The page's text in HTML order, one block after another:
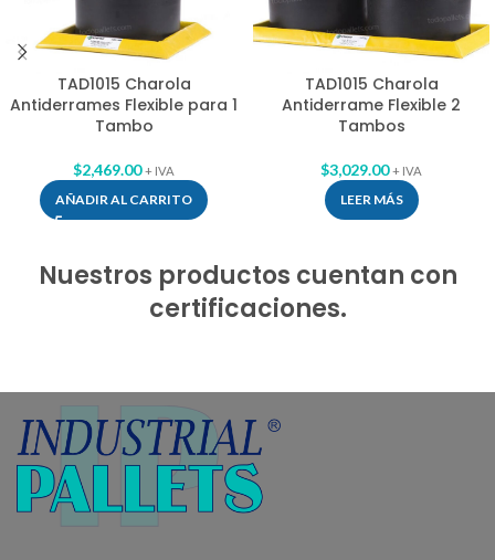
TAD1015 Charola
Antiderrames Flexible para 1
Tambo
$2,469.00 + IVA
AÑADIR AL CARRITO
TAD1015 Charola
Antiderrame Flexible 2
Tambos
$3,029.00 + IVA
LEER MÁS
Nuestros productos cuentan con
certificaciones.